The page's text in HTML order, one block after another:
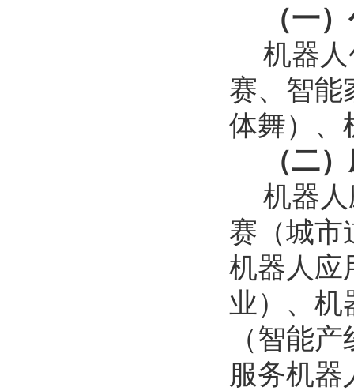
（一
机器
赛、智能
体舞）、
（二
机器
赛（城市
机器人应
业）、机
（智能
服务机器